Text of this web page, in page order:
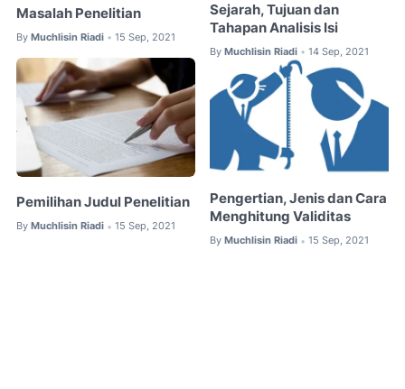
Masalah Penelitian
By Muchlisin Riadi • 15 Sep, 2021
Sejarah, Tujuan dan
Tahapan Analisis Isi
By Muchlisin Riadi • 14 Sep, 2021
Pemilihan Judul Penelitian
By Muchlisin Riadi • 15 Sep, 2021
Pengertian, Jenis dan Cara
Menghitung Validitas
By Muchlisin Riadi • 15 Sep, 2021